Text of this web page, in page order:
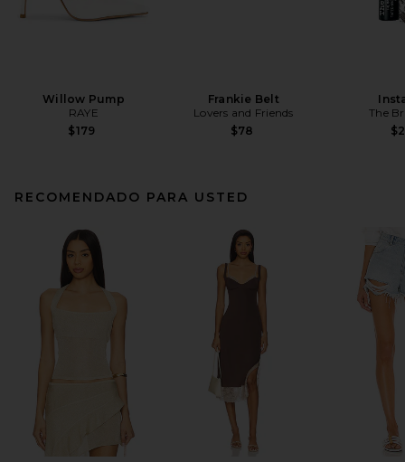
Willow Pump
RAYE
$179
Frankie Belt
Lovers and Friends
$78
The
RECOMENDADO PARA USTED